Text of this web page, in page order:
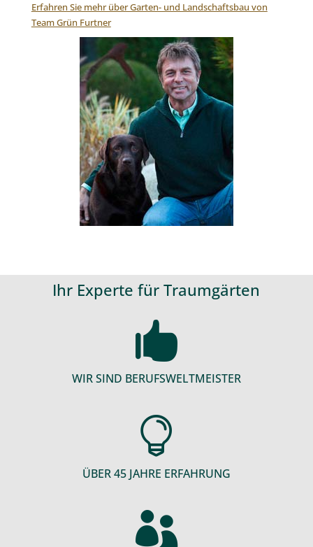
Erfahren Sie mehr über Garten- und Landschaftsbau von
Team Grün Furtner
Ihr Experte für Traumgärten

WIR SIND BERUFSWELTMEISTER

ÜBER 45 JAHRE ERFAHRUNG
